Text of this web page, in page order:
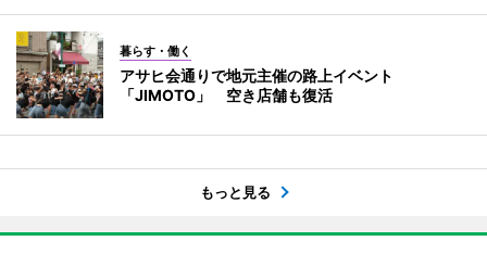
暮らす・働く
アサヒ会通りで地元主催の路上イベント
「JIMOTO」 空き店舗も復活
もっと見る